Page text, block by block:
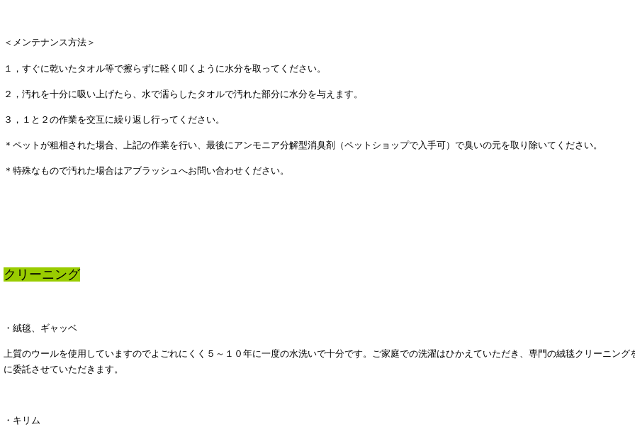
＜メンテナンス方法＞
１，すぐに乾いたタオル等で擦らずに軽く叩くように水分を取ってください。
２，汚れを十分に吸い上げたら、水で濡らしたタオルで汚れた部分に水分を与えます。
３，１と２の作業を交互に繰り返し行ってください。
＊ペットが粗相された場合、上記の作業を行い 、最後にアンモニア分解型消臭剤（ペットショップで入手可）で臭いの元を取り除いてください。
＊特殊なもので汚れた場合はアブラッシュへお問い合わせください。
クリーニング
・絨毯、ギャッベ
上質のウールを使用していますのでよごれにくく５～１０年に一度の水洗いで十分です。ご家庭での洗濯はひかえていただき、専門の絨毯クリーニン
に委託させていただきます。
・キリム